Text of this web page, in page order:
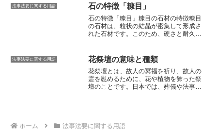
迎えるために、盆棚の周りに提灯や風鈴
を飾る地域もあります。盆棚は、先祖の
霊を供養するための大切なものです。盆
棚を設け、先祖の霊を迎えることで、先
祖を敬い、家族の絆を深めることができ
冥土は、陰の気に属する世界とされ、死
者が住む場所とされていました。
意味冥土という言葉には、いくつかの意
味があります。死後の世界を指す他に、
冥土は地下世界、黄泉の国、幽界などを
いう意味もあります。冥土は、死者の世
界であるため、一般的には暗い、怖い、
絶望的な場所と考えられています。
法事法要に関する用語 石の特徴「糠目」
石の特徴「糠目」糠目の石材の特徴糠目
の石材は、粒状の結晶が密集して形成さ
れた石材です。このため、硬さと耐久性
いため、汚れが付きにくく、メンテナン
スが容易なのも特徴です。糠目の石材
は、その美しい外観から、古くから建築
や彫刻に使用されてきました。特に、日
本の伝統的な建築物には、糠目の石材が
材は、その優れた特性から、現在でも建
法事法要に関する用語 花祭壇の意味と種類
花祭壇とは、故人の冥福を祈り、故人の
霊を慰めるために、花や植物を飾った祭
壇のことです。
日本では、葬儀や法事、
らかな世界へと導くという役割もあると
ホーム 法事法要に関する用語